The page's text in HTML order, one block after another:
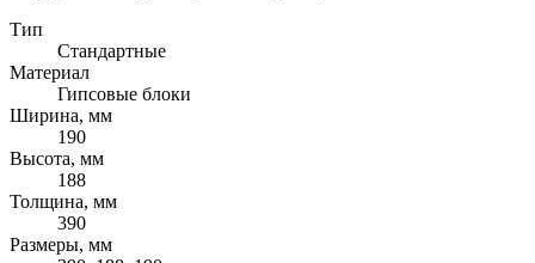
Тип
Стандартные
Материал
Гипсовые блоки
Ширина, мм
190
Высота, мм
188
Толщина, мм
390
Размеры, мм